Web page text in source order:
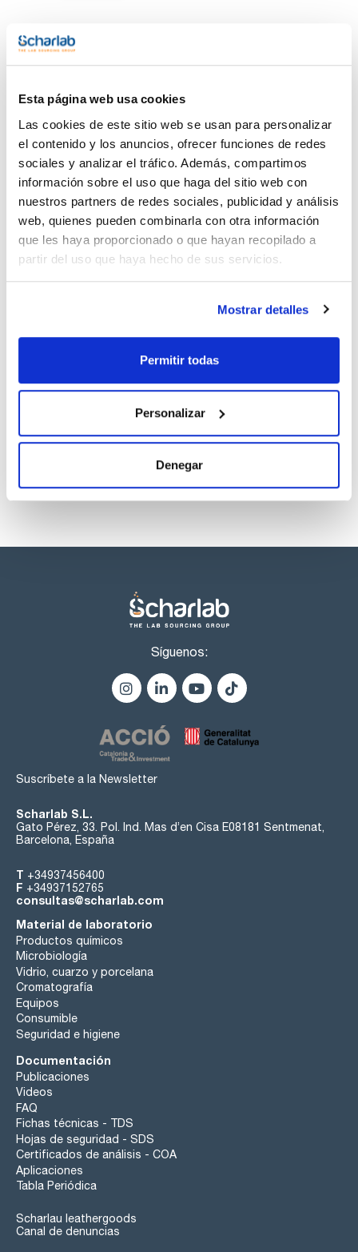
Esta página web usa cookies
Las cookies de este sitio web se usan para personalizar
el contenido y los anuncios, ofrecer funciones de redes
sociales y analizar el tráfico. Además, compartimos
información sobre el uso que haga del sitio web con
nuestros partners de redes sociales, publicidad y análisis
web, quienes pueden combinarla con otra información
que les haya proporcionado o que hayan recopilado a
partir del uso que haya hecho de sus servicios.
Mostrar detalles
Permitir todas
Personalizar
Denegar
Imprimir ficha de
Características
Descripción : Bloque dispensador
Pack (u.) : 1
Sistema de dosificación de acero por presion positiva.
Con bases para enchufes rápidos Swagelock QC4 316 y
QTM2 316.
Válvula de purga WHL Swagelock.
Válvula de seguridad VYC tarada a 3 bares.
Llave de bola salida disolvente (no incluye caña ni tuberías).
Documentación técnica
TDS / Ficha técnica
COA
descargas
Regístrate para
productos marca Scharlau habitualmente en stock,
Síguenos:
Suscríbete a la Newsletter
Scharlab S.L.
Gato Pérez, 33. Pol. Ind. Mas d’en Cisa E08181 Sentmenat,
Barcelona, España
T +34937456400
F +34937152765
consultas@scharlab.com
Material de laboratorio
Productos químicos
Microbiología
Vidrio, cuarzo y porcelana
Cromatografía
Equipos
Consumible
Seguridad e higiene
Documentación
Publicaciones
Videos
FAQ
Fichas técnicas - TDS
Hojas de seguridad - SDS
Certificados de análisis - COA
Aplicaciones
Tabla Periódica
Scharlau leathergoods
Canal de denuncias